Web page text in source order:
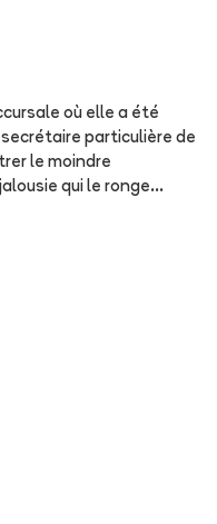
où elle a été
particulière de
le moindre
qui le ronge...